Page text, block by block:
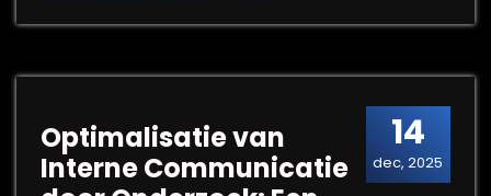
14
dec, 2025
Optimalisatie van
Interne Communicatie